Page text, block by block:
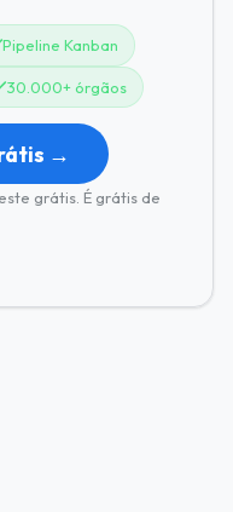
Pipeline Kanban
30.000+ órgãos
→
grátis. É grátis de